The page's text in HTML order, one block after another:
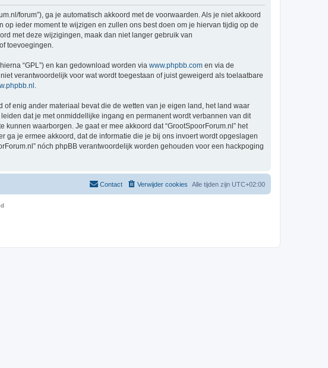
forum”), ga je automatisch akkoord met de voorwaarden. Als je niet akkoord
op ieder moment te wijzigen en zullen ons best doen om je hiervan tijdig op de
met deze wijzigingen, maak dan niet langer gebruik van
toevoegingen.
“GPL”) en kan gedownload worden via www.phpbb.com en via de
verantwoordelijk voor wat wordt toegestaan of juist geweigerd als toelaatbare
enig ander materiaal bevat die de wetten van je eigen land, het land waar
dat je met onmiddellijke ingang en permanent wordt verbannen van dit
waarborgen. Je gaat er mee akkoord dat “GrootSpoorForum.nl” het
ga je ermee akkoord, dat de informatie die je bij ons invoert wordt opgeslagen
nóch phpBB verantwoordelijk worden gehouden voor een hackpoging
Alle tijden zijn UTC+02:00
Verwijder cookies
Contact